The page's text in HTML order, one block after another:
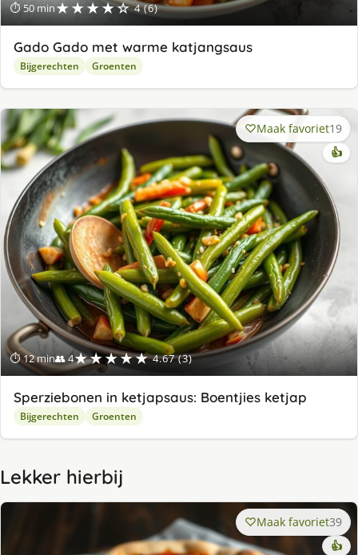
⏱ 50 min★★★★☆ 4 (6)
Gado Gado met warme katjangsaus
Bijgerechten Groenten
⏱ 12 min👥 4★★★★★ 4.67 (3)
Maak favoriet19
👍
Sperziebonen in ketjapsaus: Boentjies ketjap
Bijgerechten Groenten
Lekker hierbij
Maak favoriet39
👍